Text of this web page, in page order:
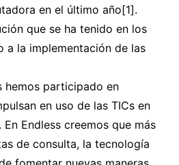
en el último año[1].
que se ha tenido en los
a la implementación de las
hemos participado en
en uso de las TICs en
Endless creemos que más
de consulta, la tecnología